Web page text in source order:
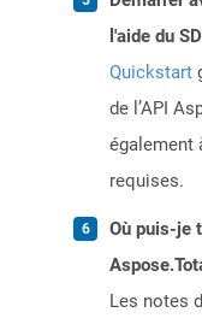
l'aide du
Quickstart
de l’API
également
requises.
Où puis-je
Les notes